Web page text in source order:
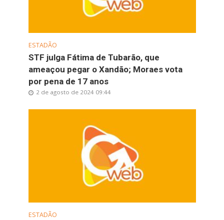
ESTADÃO
STF julga Fátima de Tubarão, que
ameaçou pegar o Xandão; Moraes vota
por pena de 17 anos
2 de agosto de 2024 09:44
ESTADÃO